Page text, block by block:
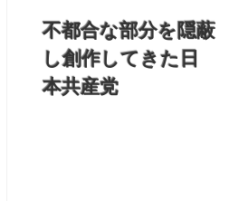
不都合な部分を隠蔽
し創作してきた日
本共産党